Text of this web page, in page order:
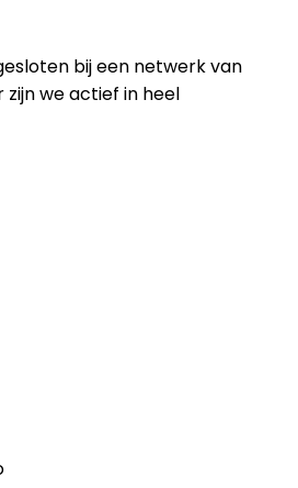
bij een netwerk van
we actief in heel